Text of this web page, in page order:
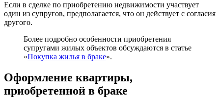
Если в сделке по приобретению недвижимости участвует
один из супругов, предполагается, что он действует с согласия
другого.
Более подробно особенности приобретения
супругами жилых объектов обсуждаются в статье
«Покупка жилья в браке».
Оформление квартиры,
приобретенной в браке